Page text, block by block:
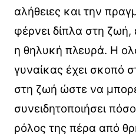
αλήθειες και την
φέρνει δίπλα στη ζωή,
η θηλυκή πλευρά. Η
γυναίκας έχει σκοπό
στη ζωή ώστε να
συνειδητοποιήσει
ρόλος της πέρα από